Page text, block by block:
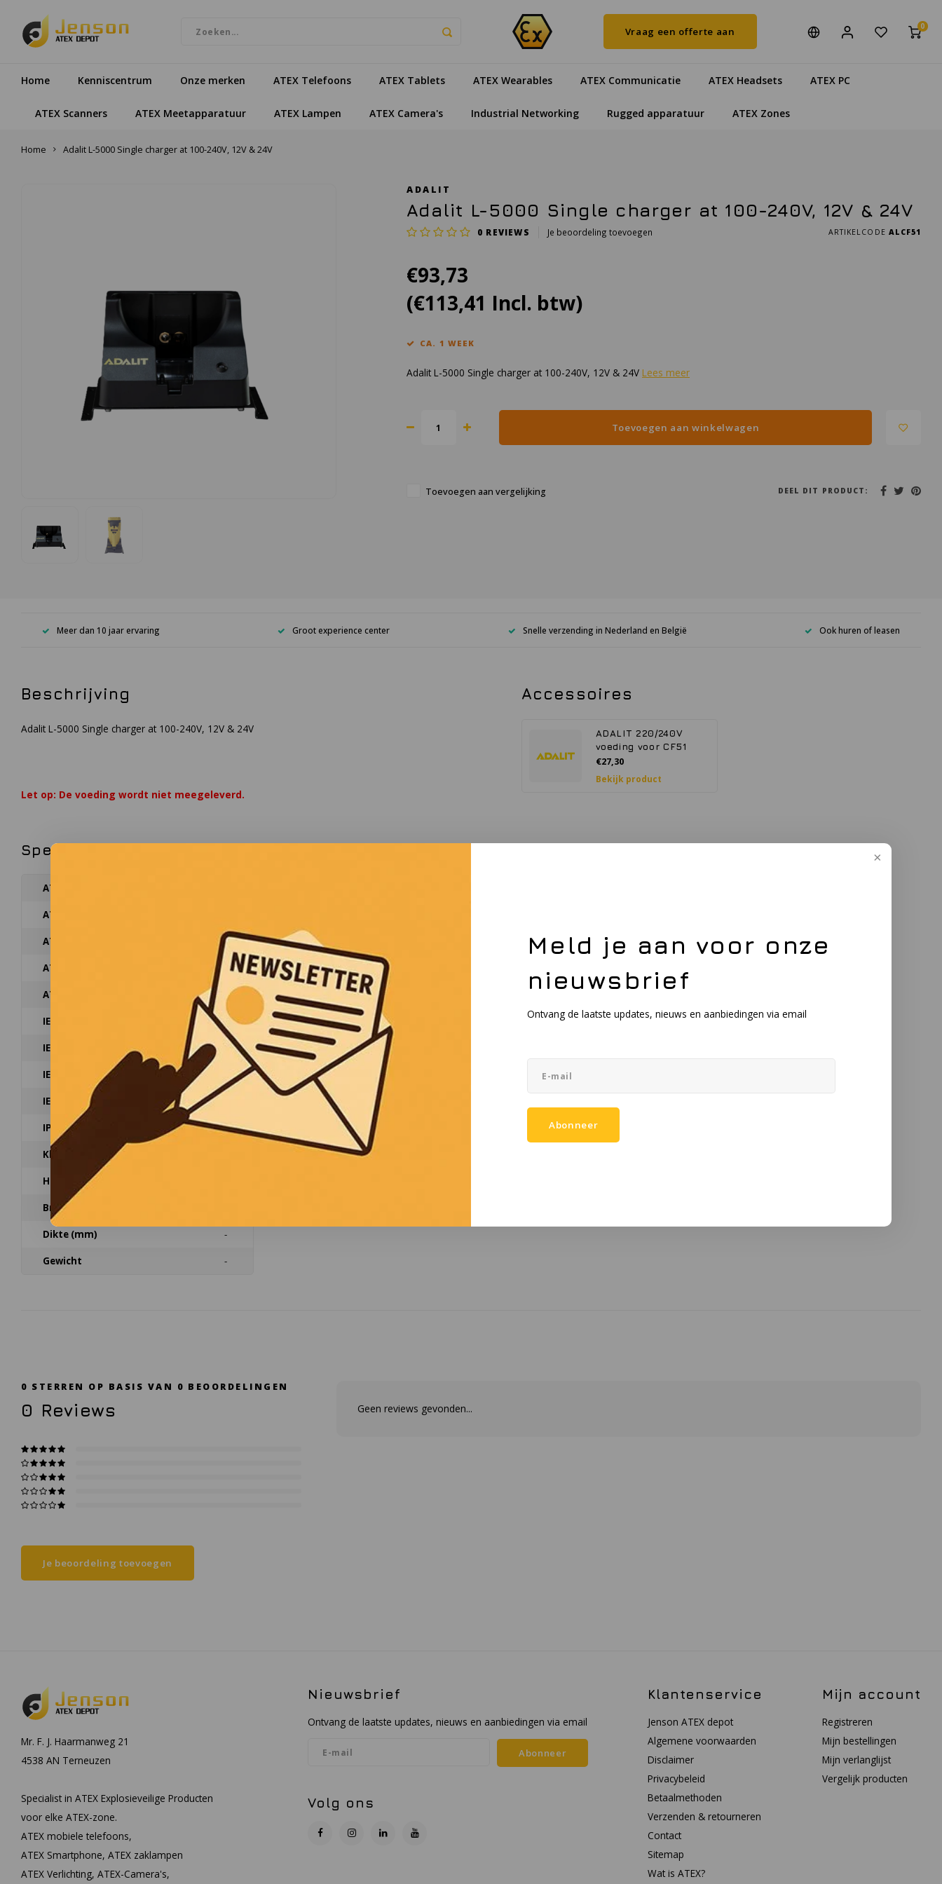
Meld je aan voor onze
nieuwsbrief
Ontvang de laatste updates, nieuws en aanbiedingen via email
Abonneer
Vraag een offerte aan 0
Home Kenniscentrum Onze merken ATEX Telefoons ATEX Tablets ATEX Wearables ATEX Communicatie ATEX Headsets ATEX PC
ATEX Scanners ATEX Meetapparatuur ATEX Lampen ATEX Camera's Industrial Networking Rugged apparatuur ATEX Zones
Home Adalit L-5000 Single charger at 100-240V, 12V & 24V
ADALIT
Adalit L-5000 Single charger at 100-240V, 12V & 24V
0 REVIEWS Je beoordeling toevoegen ARTIKELCODE ALCF51
€93,73
(€113,41 Incl. btw)
CA. 1 WEEK
Adalit L-5000 Single charger at 100-240V, 12V & 24V Lees meer
Toevoegen aan winkelwagen
Toevoegen aan vergelijking DEEL DIT PRODUCT:
Meer dan 10 jaar ervaring Groot experience center Snelle verzending in Nederland en België Ook huren of leasen
Beschrijving
Adalit L-5000 Single charger at 100-240V, 12V & 24V
Let op: De voeding wordt niet meegeleverd.
Specificaties
ATEX Zone
ATEX certificatie
ATEX certificatie gas -
ATEX certificatie stof
ATEX certificatie mijnbouw
IECEx Certificatie
IECEx certificatie gas
IECEx certificatie stof
IECEx certificatie mijnbouw
IP codering -
Kleur
Hoogte (mm)
Breedte (mm)
Dikte (mm) -
Gewicht -
Accessoires
ADALIT 220/240V
voeding voor CF51
€27,30
Bekijk product
0 STERREN OP BASIS VAN 0 BEOORDELINGEN
0 Reviews
Je beoordeling toevoegen
Geen reviews gevonden...
Mr. F. J. Haarmanweg 21
4538 AN Terneuzen
Specialist in ATEX Explosieveilige Producten
voor elke ATEX-zone.
ATEX mobiele telefoons,
ATEX Smartphone, ATEX zaklampen
ATEX Verlichting, ATEX-Camera's,
Nieuwsbrief
Ontvang de laatste updates, nieuws en aanbiedingen via email
Abonneer
Volg ons
Klantenservice
Jenson ATEX depot
Algemene voorwaarden
Disclaimer
Privacybeleid
Betaalmethoden
Verzenden & retourneren
Contact
Sitemap
Wat is ATEX?
Mijn account
Registreren
Mijn bestellingen
Mijn verlanglijst
Vergelijk producten